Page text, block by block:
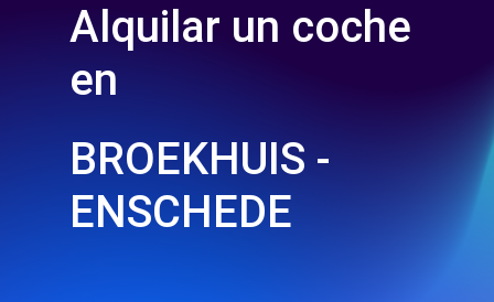
Alquilar un coche
en
BROEKHUIS -
ENSCHEDE